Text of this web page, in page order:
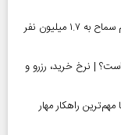
آغاز رسمی برنامه‌های اربعین ۱۴۰۵ در مرز‌ها | ثبت‌نام سماح به ۱.۷ میلیون نفر
زهرا (س) در سال ۱۴۰۵ چقدر است؟ | نرخ خرید، رزرو و
راهکار مهار